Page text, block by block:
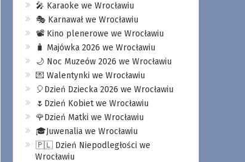
🎤 Karaoke we Wrocławiu
🎭 Karnawał we Wrocławiu
📽️ Kino plenerowe we Wrocławiu
🧳 Majówka 2026 we Wrocławiu
🌙 Noc Muzeów 2026 we Wrocławiu
💌 Walentynki we Wrocławiu
🎈Dzień Dziecka 2026 we Wrocławiu
🌷Dzień Kobiet we Wrocławiu
🌹Dzień Matki we Wrocławiu
🎓Juwenalia we Wrocławiu
🇵🇱 Dzień Niepodległości we
Wrocławiu